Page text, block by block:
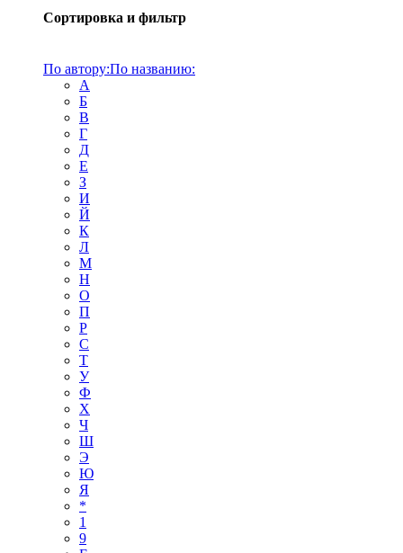
Сортировка и фильтр
По автору:По названию:
А
Б
В
Г
Д
Е
З
И
Й
К
Л
М
Н
О
П
Р
С
Т
У
Ф
Х
Ч
Ш
Э
Ю
Я
*
1
9